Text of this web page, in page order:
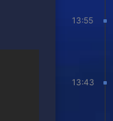
13:55
13:43